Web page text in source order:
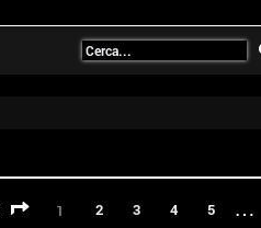
Pagina di
1 2 3 4 5 …